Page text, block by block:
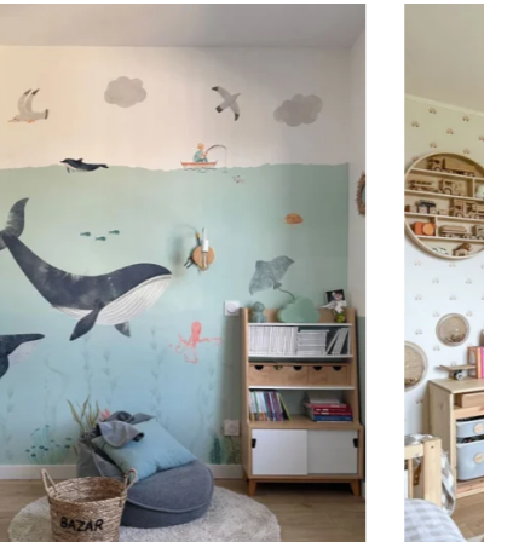
(moulures en partie basse) ou pour les
sur la partie supérieure du mur.
d’obtenir un visuel ample et immersif.
plus importante que la largeur (montées